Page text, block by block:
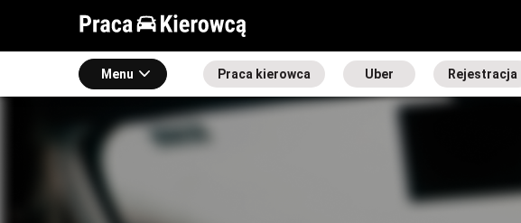
Menu Praca kierowca Uber Rejestracja